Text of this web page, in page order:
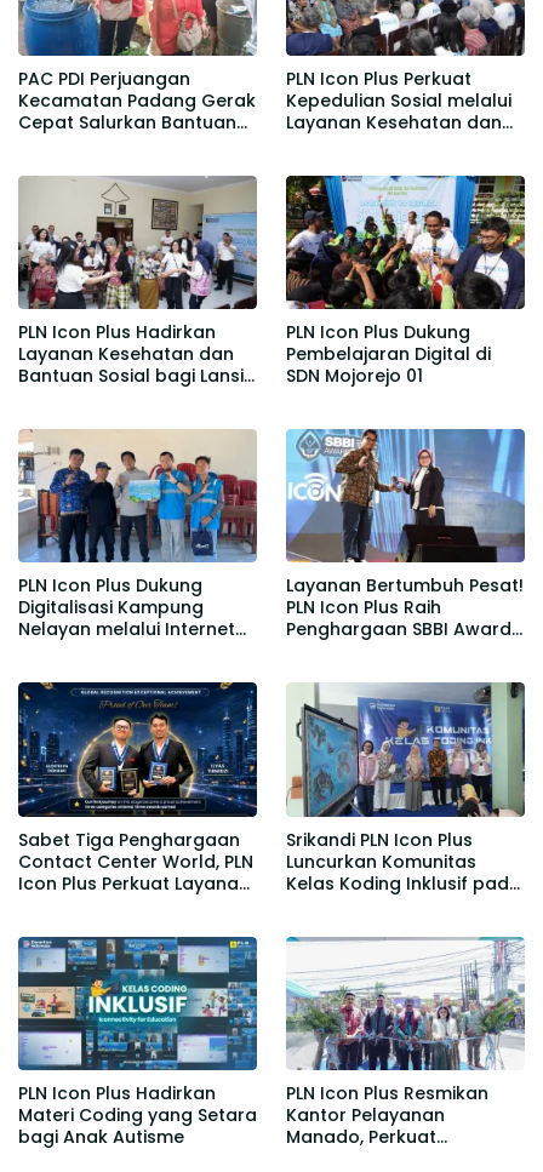
PAC PDI Perjuangan
Kecamatan Padang Gerak
Cepat Salurkan Bantuan
PLN Icon Plus Perkuat
Kepedulian Sosial melalui
Layanan Kesehatan dan
PLN Icon Plus Hadirkan
Layanan Kesehatan dan
Bantuan Sosial bagi Lansia
PLN Icon Plus Dukung
Pembelajaran Digital di
SDN Mojorejo 01
PLN Icon Plus Dukung
Digitalisasi Kampung
Nelayan melalui Internet
Layanan Bertumbuh Pesat!
PLN Icon Plus Raih
Penghargaan SBBI Awards
Sabet Tiga Penghargaan
Contact Center World, PLN
Icon Plus Perkuat Layanan
Srikandi PLN Icon Plus
Luncurkan Komunitas
Kelas Koding Inklusif pada
PLN Icon Plus Hadirkan
Materi Coding yang Setara
bagi Anak Autisme
PLN Icon Plus Resmikan
Kantor Pelayanan
Manado, Perkuat